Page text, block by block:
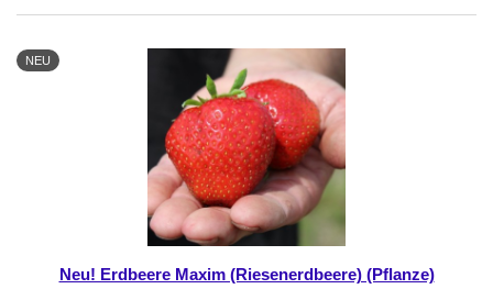
NEU
Neu! Erdbeere Maxim (Riesenerdbeere) (Pflanze)